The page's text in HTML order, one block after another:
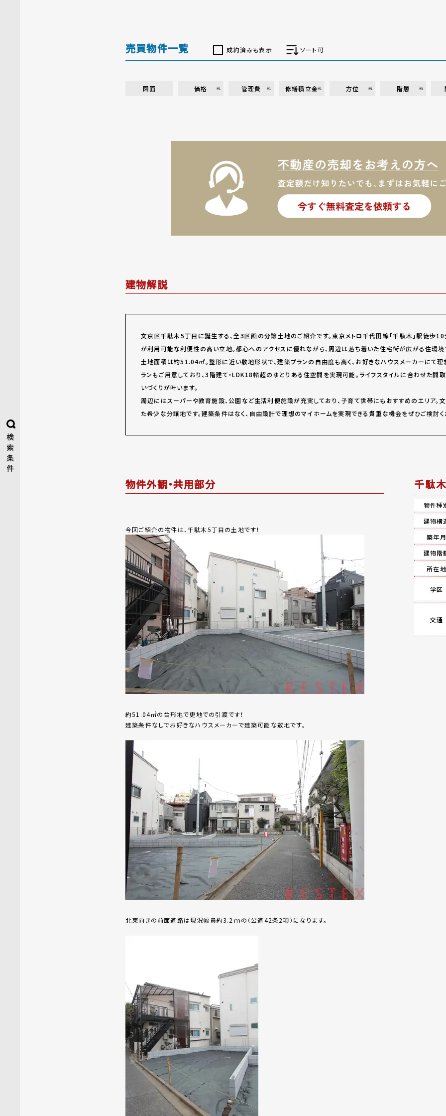
検
索
条
件
売買物件一覧 成約済みも表示 ソート可
図面 価格 管理費 修繕積立金 方位 階層
建物解説
文京区千駄木5丁目に誕生する、全3区画の分譲土地のご紹介です。東京メトロ千代田線「千駄木」駅徒歩10
が利用可能な利便性の高い立地。都心へのアクセスに優れながら、周辺は落ち着いた住宅街が広がる住環境
土地面積は約51.04㎡。整形に近い敷地形状で、建築プランの自由度も高く、お好きなハウスメーカーにて
ランもご用意しており、3階建て・LDK18帖超のゆとりある住空間を実現可能。ライフスタイルに合わせた間
いづくりが叶います。
周辺にはスーパーや教育施設、公園など生活利便施設が充実しており、子育て世帯にもおすすめのエリア
た希少な分譲地です。建築条件はなく、自由設計で理想のマイホームを実現できる貴重な機会をぜひご検討く
物件外観・共用部分
今回ご紹介の物件は、千駄木5丁目の土地です！
約51.04㎡の台形地で更地での引渡です！
建築条件なしでお好きなハウスメーカーで建築可能な敷地です。
北東向きの前面道路は現況幅員約3.2ｍの（公道42条2項）になります。
千駄
物件種
建物構
築年月
建物階
所在地
学区
交通